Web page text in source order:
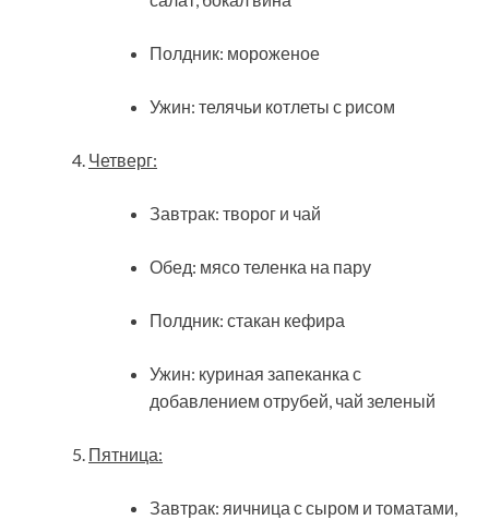
Полдник: мороженое
Ужин: телячьи котлеты с рисом
Четверг:
Завтрак: творог и чай
Обед: мясо теленка на пару
Полдник: стакан кефира
Ужин: куриная запеканка с
добавлением отрубей, чай зеленый
Пятница:
Завтрак: яичница с сыром и томатами,